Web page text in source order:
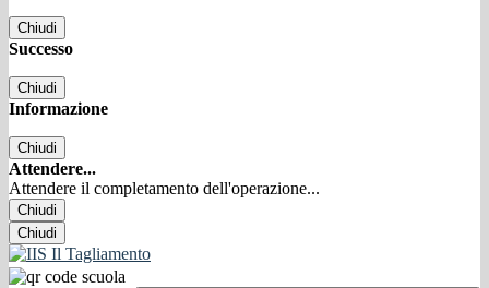
Chiudi
Successo
Chiudi
Informazione
Chiudi
Attendere...
Attendere il completamento dell'operazione...
Chiudi
Chiudi